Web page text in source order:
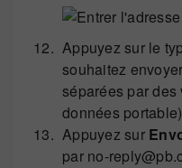
Appuyez sur le
souhaitez
séparées par des
données
Appuyez sur
par no-